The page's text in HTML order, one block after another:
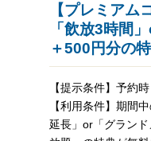
【プレミアム
「飲放3時間
＋500円分の
【提示条件】予約
【利用条件】期間
延長」or「グラン